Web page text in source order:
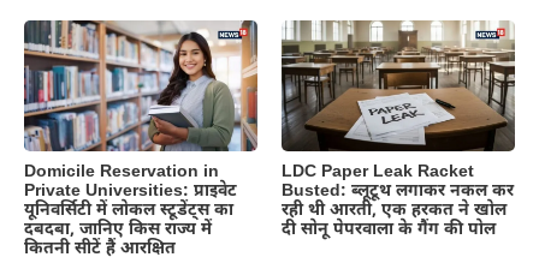
Domicile Reservation in
Private Universities: प्राइवेट
यूनिवर्सिटी में लोकल स्टूडेंट्स का
दबदबा, जानिए किस राज्य में
कितनी सीटें हैं आरक्षित
LDC Paper Leak Racket
Busted: ब्लूटूथ लगाकर नकल कर
रही थी आरती, एक हरकत ने खोल
दी सोनू पेपरवाला के गैंग की पोल